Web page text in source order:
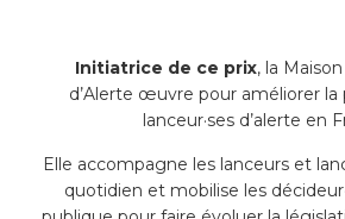
Initiatrice de ce prix, la
d’Alerte œuvre pour améliorer
lanceur·ses d’alerte en
Elle accompagne les lanceurs et
quotidien et mobilise les